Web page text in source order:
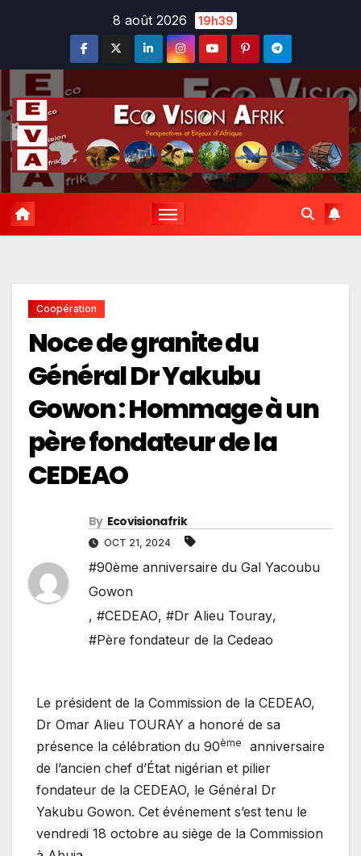
8 août 2026 19h39
Coopération
Noce de granite du
Général Dr Yakubu
Gowon : Hommage à un
père fondateur de la
CEDEAO
By Ecovisionafrik
OCT 21, 2024
#90ème anniversaire du Gal Yacoubu
Gowon
, #CEDEAO, #Dr Alieu Touray,
#Père fondateur de la Cedeao
Le président de la Commission de la CEDEAO,
Dr Omar Alieu TOURAY a honoré de sa
présence la célébration du 90ème
anniversaire
de l’ancien chef d’État nigérian et pilier
fondateur de la CEDEAO, le Général Dr
Yakubu Gowon. Cet événement s’est tenu le
vendredi 18 octobre au siège de la Commission